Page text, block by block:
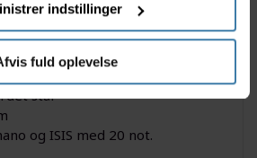
indstillinger
fuld oplevelse
under noterne er 38mm
er ca. 24mm
Octalink krankboks skåle og
stål
og ISIS med 20 not.